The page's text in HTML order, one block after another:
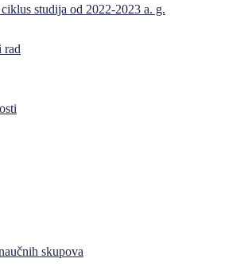
studija od 2022-2023 a. g.
rad
skupova